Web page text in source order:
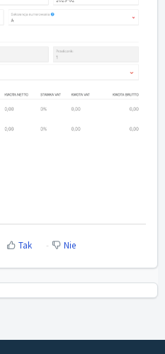
Tak Nie